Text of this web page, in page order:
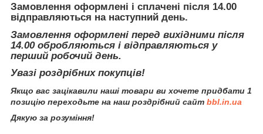
Замовлення оформлені і сплачені після 14.00
відправляються на наступний день.
Замовлення оформлені перед вихідними після
14.00 обробляються і відправляються у
перший робочий день.
Увазі роздрібних покупців!
Якщо вас зацікавили наші товари ви хочете придбати 1
позицію переходьте на наш роздрібний сайт bbl.in.ua
Дякую за розуміння!